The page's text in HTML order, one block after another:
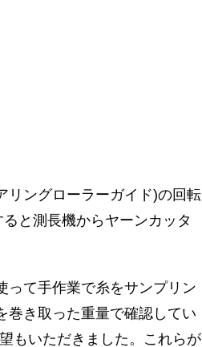
リングローラーガイド)の回転
と測長機からヤーンカッタ
って手作業で糸をサンプリン
巻き取った重量で確認してい
もいただきました。これらが